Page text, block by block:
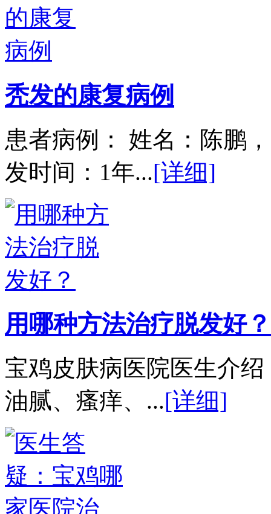
秃发的康复病例
患者病例： 姓名：陈鹏
发时间：1年...[详细]
用哪种方法治疗脱发好？
宝鸡皮肤病医院医生介
油腻、瘙痒、...[详细]